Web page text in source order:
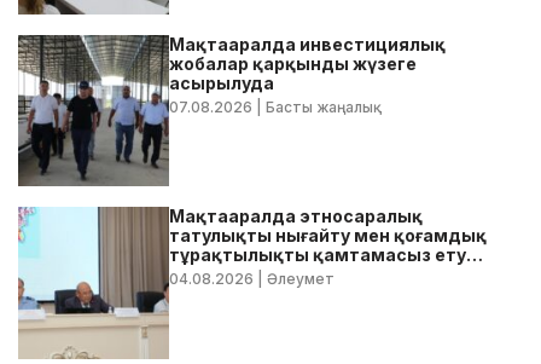
Мақтааралда инвестициялық
жобалар қарқынды жүзеге
асырылуда
07.08.2026 | Басты жаңалық
Мақтааралда этносаралық
татулықты нығайту мен қоғамдық
тұрақтылықты қамтамасыз ету
бойынша жедел кеңес өтті
04.08.2026 | Әлеумет